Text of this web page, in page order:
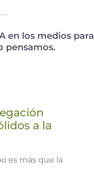
en los medios para
pensamos.
a la
es más que la